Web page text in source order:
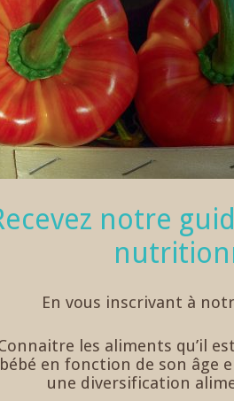
notre
En vous inscrivant à
les aliments qu’il
bébé en fonction de son âge
une diversification